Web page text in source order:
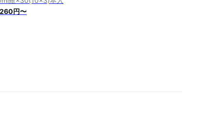
円〜